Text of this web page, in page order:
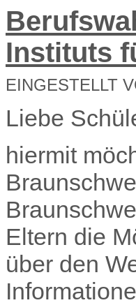
Instituts
EINGESTELLT
Liebe
hiermit
Eltern die
über den